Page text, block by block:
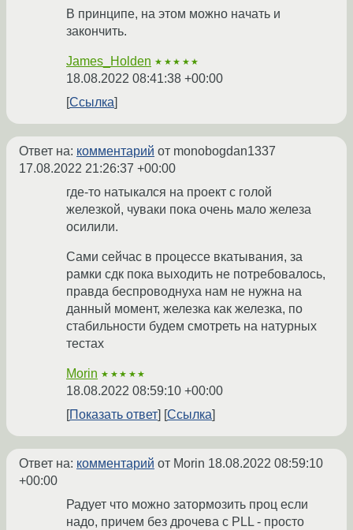
В принципе, на этом можно начать и
закончить.
James_Holden ★★★★★
18.08.2022 08:41:38 +00:00
Ссылка
Ответ на: комментарий от monobogdan1337
17.08.2022 21:26:37 +00:00
где-то натыкался на проект с голой
железкой, чуваки пока очень мало железа
осилили.
Сами сейчас в процессе вкатывания, за
рамки сдк пока выходить не потребовалось,
правда беспроводнуха нам не нужна на
данный момент, железка как железка, по
стабильности будем смотреть на натурных
тестах
Morin ★★★★★
18.08.2022 08:59:10 +00:00
Показать ответ
Ссылка
Ответ на: комментарий от Morin 18.08.2022 08:59:10
+00:00
Радует что можно затормозить проц если
надо, причем без дрочева с PLL - просто